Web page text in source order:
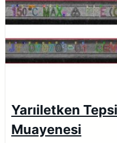
Yarıiletken
Muayenesi